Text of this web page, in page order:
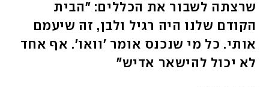
שרצתה לשבור את הכללים: "הבית
הקודם שלנו היה רגיל ולבן, זה שיעמם
אותי. כל מי שנכנס אומר 'וואו'. אף אחד
לא יכול להישאר אדיש"